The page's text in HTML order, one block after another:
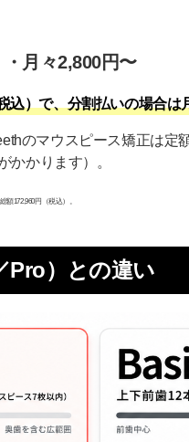
月々2,800円〜
込）で、分割払いの場合
のマウスピース矯正は
かかります）。
172,960円（税込）。
Pro）との違い